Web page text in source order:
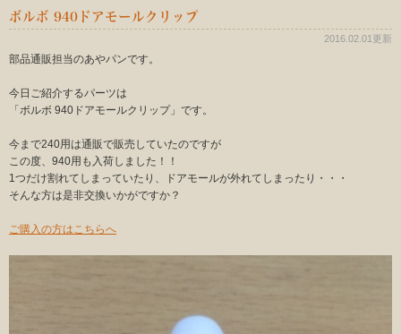
ボルボ 940ドアモールクリップ
2016.02.01更新
部品通販担当のあやパンです。
今日ご紹介するパーツは
「ボルボ 940ドアモールクリップ」です。
今まで240用は通販で販売していたのですが
この度、940用も入荷しました！！
1つだけ割れてしまっていたり、ドアモールが外れてしまったり・・・
そんな方は是非交換いかがですか？
ご購入の方はこちらへ